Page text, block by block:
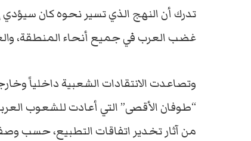
تدرك أن النهج الذي تسير نحوه كان
غضب العرب في جميع أنحاء المنطقة،
وتصاعدت الانتقادات الشعبية داخلياً
“طوفان الأقصى” التي أعادت للشعوب
من آثار تخدير اتفاقات التطبيع، حسب